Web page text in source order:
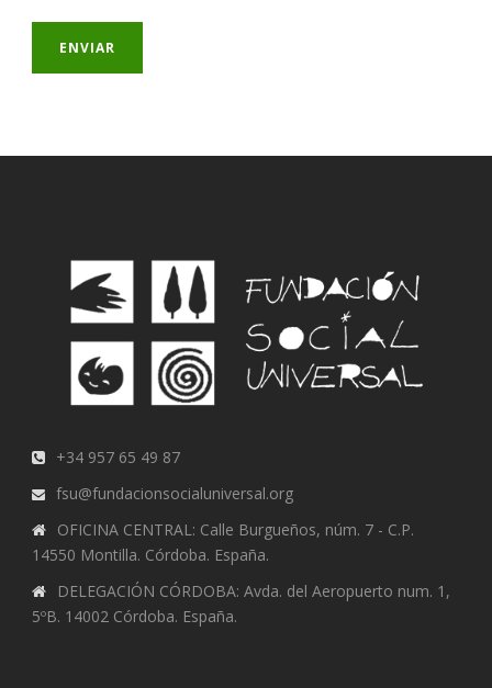
+34 957 65 49 87
fsu@fundacionsocialuniversal.org
OFICINA CENTRAL: Calle Burgueños, núm. 7 - C.P.
14550 Montilla. Córdoba. España.
DELEGACIÓN CÓRDOBA: Avda. del Aeropuerto num. 1,
5ºB. 14002 Córdoba. España.